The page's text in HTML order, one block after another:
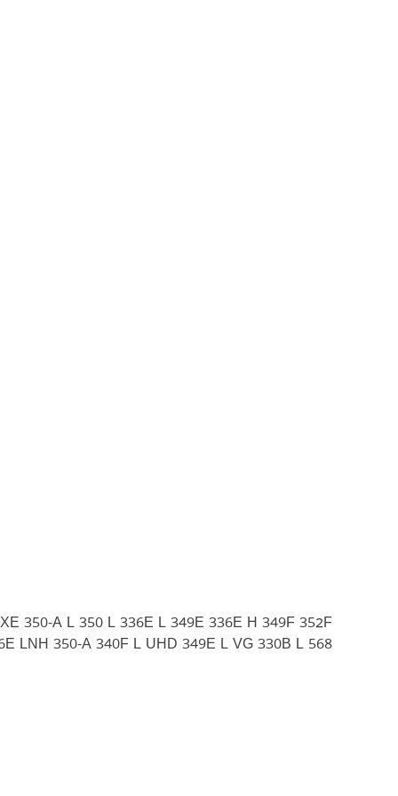
350-A L 350 L 336E L 349E 336E H 349F 352F
LNH 350-A 340F L UHD 349E L VG 330B L 568